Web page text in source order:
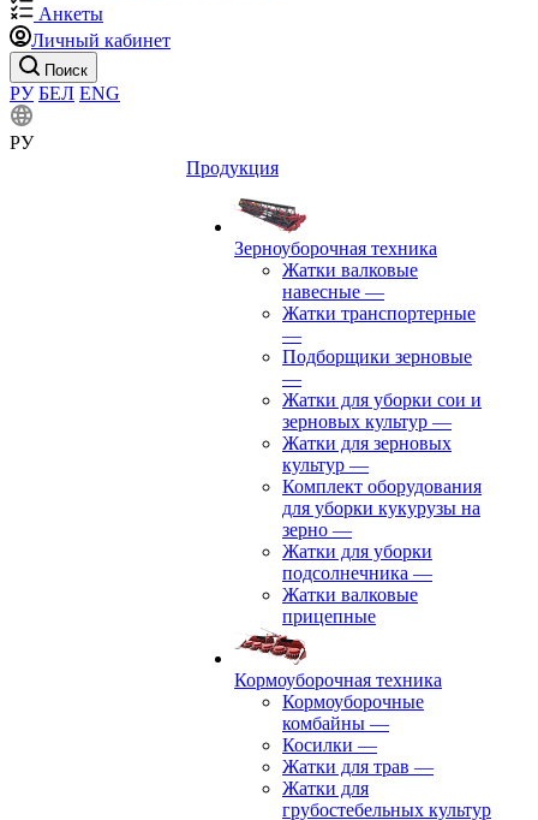
Анкеты
Личный кабинет
Поиск
РУ БЕЛ ENG
РУ
Продукция
Зерноуборочная техника
Жатки валковые
навесные —
Жатки транспортерные
—
Подборщики зерновые
—
Жатки для уборки сои и
зерновых культур —
Жатки для зерновых
культур —
Комплект оборудования
для уборки кукурузы на
зерно —
Жатки для уборки
подсолнечника —
Жатки валковые
прицепные
Кормоуборочная техника
Кормоуборочные
комбайны —
Косилки —
Жатки для трав —
Жатки для
грубостебельных культур